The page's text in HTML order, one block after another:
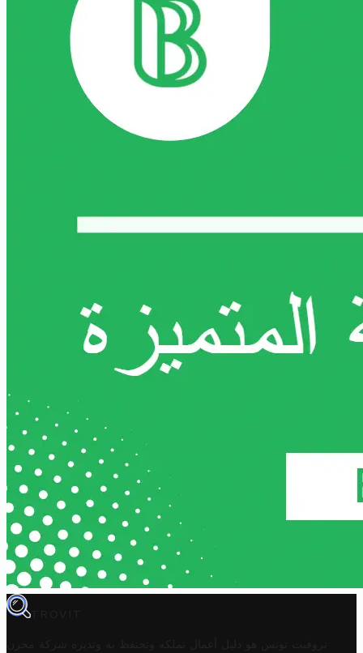
TROVIT
تروفيت تونس هو دليل أعمال تملكه وتحتفظ به وتديره
شركة مخزن